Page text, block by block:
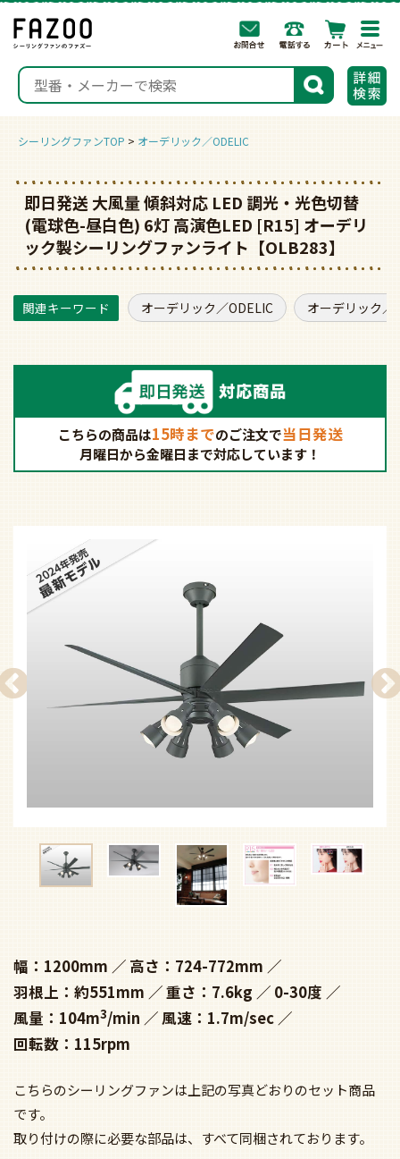
検索
シーリングファンTOP オーデリック／ODELIC
即日発送 大風量 傾斜対応 LED 調光・光色切替
(電球色-昼白色) 6灯 高演色LED [R15] オーデリ
ック製シーリングファンライト【OLB283】
オーデリック／ODELIC オーデリック／
こちらの商品は15時までのご注文で当日発送
月曜日から金曜日まで対応しています！
幅：1200mm
高さ：724-772mm
羽根上：約551mm
重さ：7.6kg
0-30度
風量：104m3/min
風速：1.7m/sec
回転数：115rpm
こちらのシーリングファンは上記の写真どおりのセット商品
です。
取り付けの際に必要な部品は、すべて同梱されております。